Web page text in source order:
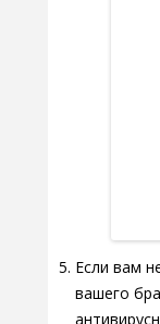
Если вам
вашего